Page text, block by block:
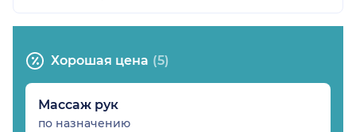
Хорошая цена (5)
Массаж рук
по назначению